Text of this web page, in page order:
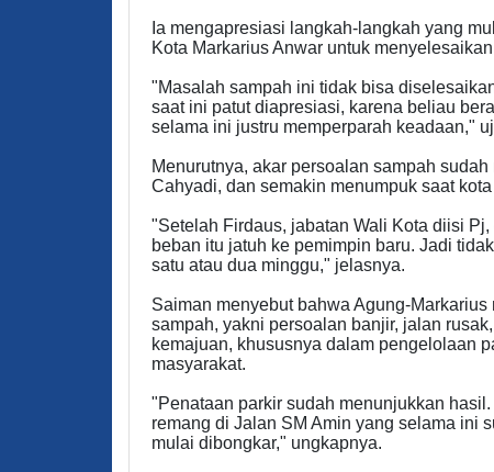
Ia mengapresiasi langkah-langkah yang
Kota Markarius Anwar untuk
"Masalah sampah ini tidak bisa
saat ini patut diapresiasi, karena beliau
selama ini justru memperparah keadaan,"
Menurutnya, akar persoalan sampah
Cahyadi, dan semakin menumpuk saat
"Setelah Firdaus, jabatan Wali Kota diisi
beban itu jatuh ke pemimpin baru. Jadi
satu atau dua minggu," jelasnya.
Saiman menyebut bahwa Agung-
sampah, yakni persoalan banjir, jalan
kemajuan, khususnya dalam pengelolaan
masyarakat.
"Penataan parkir sudah menunjukkan
remang di Jalan SM Amin yang selama ini
mulai dibongkar," ungkapnya.